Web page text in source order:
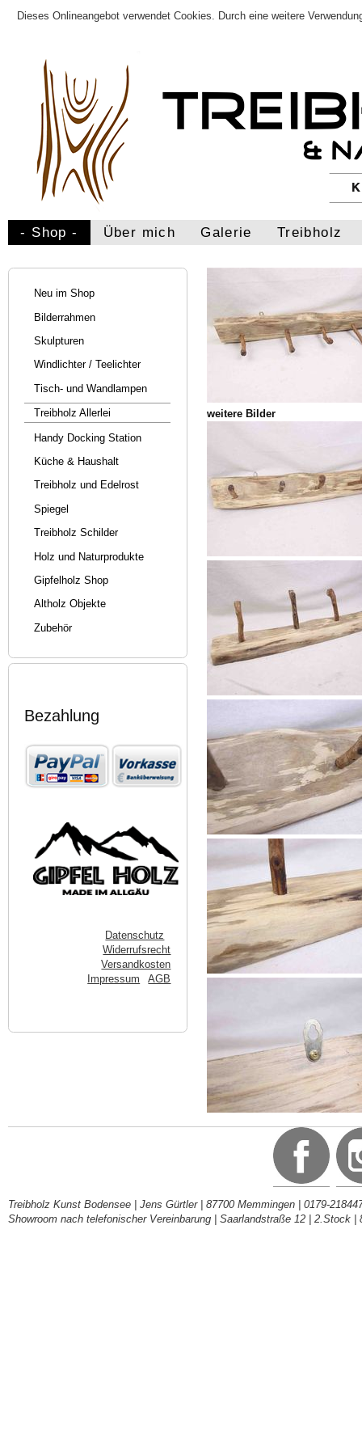
Dieses Onlineangebot verwendet Cookies. Durch eine weitere
- Shop - Über mich Galerie Treibholz
Neu im Shop
Bilderrahmen
Skulpturen
Windlichter / Teelichter
Tisch- und Wandlampen
Treibholz Allerlei
Handy Docking Station
Küche & Haushalt
Treibholz und Edelrost
Spiegel
Treibholz Schilder
Holz und Naturprodukte
Gipfelholz Shop
Altholz Objekte
Zubehör
Bezahlung
Datenschutz
Widerrufsrecht
Versandkosten
Impressum
AGB
weitere Bilder
Treibholz Kunst Bodensee | Jens Gürtler | 87700 Memmingen | 0179-
Showroom nach telefonischer Vereinbarung | Saarlandstraße 12 | 2.Stock |